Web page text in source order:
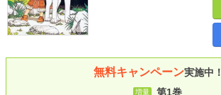
無料キャンペーン実施中！
増量 第1巻